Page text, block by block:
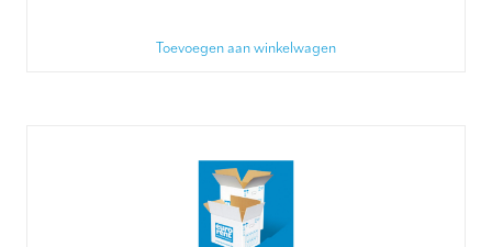
Toevoegen aan winkelwagen